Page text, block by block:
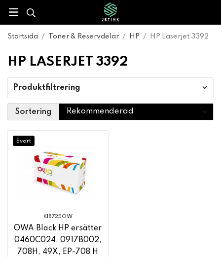
Startsida / Toner & Reservdelar / HP / HP Laserjet 3392
HP LASERJET 3392
Produktfiltrering
Sortering
Svart
K18725OW
OWA Black HP ersätter
0460C024, 0917B002,
708H, 49X, EP-708 H